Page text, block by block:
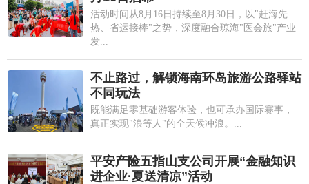
活动时间从8月16日持续至8月30日，以"赶海先
热、省运接棒"之势，深度融合琼海"医会旅"产业
发...
不止路过，解锁海南环岛旅游公路驿站
不同玩法
既能满足零基础游客体验，也可承办国际赛事，
真正实现"浪等人"的全天候冲浪。...
平安产险五指山支公司开展“金融知识
进企业·夏送清凉”活动